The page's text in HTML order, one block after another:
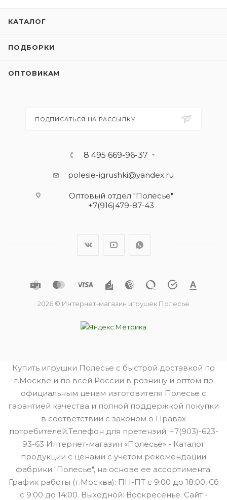
КАТАЛОГ
ПОДБОРКИ
ОПТОВИКАМ
ПОДПИСАТЬСЯ НА РАССЫЛКУ
8 495 669-96-37
polesie-igrushki@yandex.ru
Оптовый отдел "Полесье"
+7(916)479-87-43
2026 © Интернет-магазин игрушек Полесье
Купить игрушки Полесье с быстрой доставкой по
г.Москве и по всей России в розницу и оптом по
официальным ценам изготовителя Полесье с
гарантией качества и полной поддержкой покупки
в соответствии с законом о Правах
потребителей.Телефон для претензий: +7(903)-623-
93-63 Интернет-магазин «Полесье» - Каталог
продукции с ценами с учетом рекомендации
фабрики "Полесье", на основе ее ассортимента.
График работы (г.Москва): ПН-ПТ с 9:00 до 18:00, Сб
с 9:00 до 14:00. Выходной: Воскресенье. Сайт -